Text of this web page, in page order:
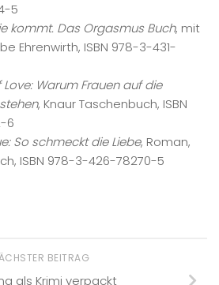
5
kommt. Das Orgasmus Buch, mit
Ehrenwirth, ISBN 978-3-431-
Warum Frauen auf die
, Knaur Taschenbuch, ISBN
6
So schmeckt die Liebe, Roman,
ISBN 978-3-426-78270-5
BEITRAG
als Krimi verpackt